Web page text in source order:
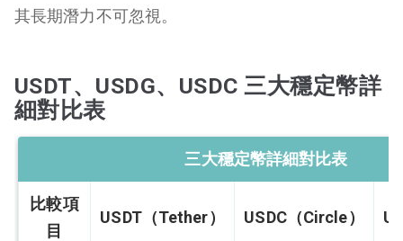
其長期潛力不可忽視。
USDT、USDG、USDC 三大穩定幣詳
細對比表
三大穩定幣詳細對比表
比較項
目
USDT（Tether） USDC（Circle）